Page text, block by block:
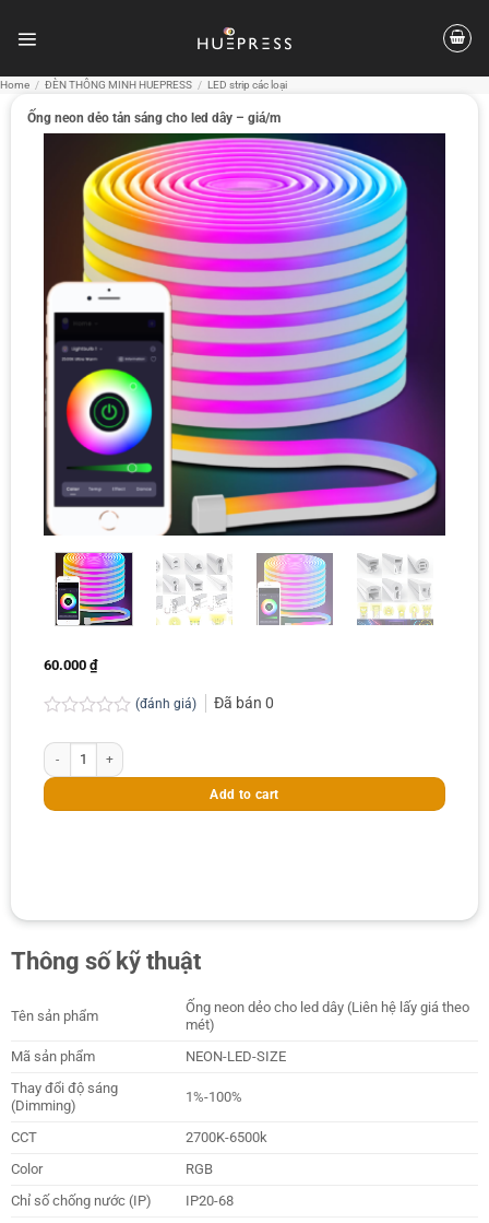
Home / ĐÈN THÔNG MINH HUEPRESS / LED strip các loại
Ống neon dẻo tản sáng cho led dây – giá/m
60.000 ₫
0.0
out
of
5
(đánh giá) Đã bán 0
Ống neon dẻo tản sáng cho led dây - giá/m quantity
Add to cart
Thông số kỹ thuật
Tên sản phẩm
Ống neon dẻo cho led dây (Liên hệ lấy giá theo
mét)
Mã sản phẩm
NEON-LED-SIZE
Thay đổi độ sáng
(Dimming)
1%-100%
CCT
2700K-6500k
Color
RGB
Chỉ số chống nước (IP)
IP20-68